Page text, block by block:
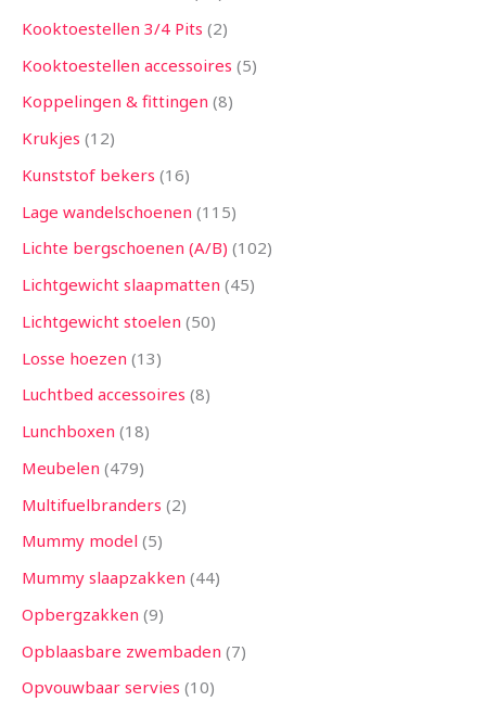
Kooktoestellen 3/4 Pits 2
Kooktoestellen accessoires 5
Koppelingen & fittingen 8
Krukjes 12
Kunststof bekers 16
Lage wandelschoenen 115
Lichte bergschoenen (A/B) 102
Lichtgewicht slaapmatten 45
Lichtgewicht stoelen 50
Losse hoezen 13
Luchtbed accessoires 8
Lunchboxen 18
Meubelen 479
Multifuelbranders 2
Mummy model 5
Mummy slaapzakken 44
Opbergzakken 9
Opblaasbare zwembaden 7
Opvouwbaar servies 10